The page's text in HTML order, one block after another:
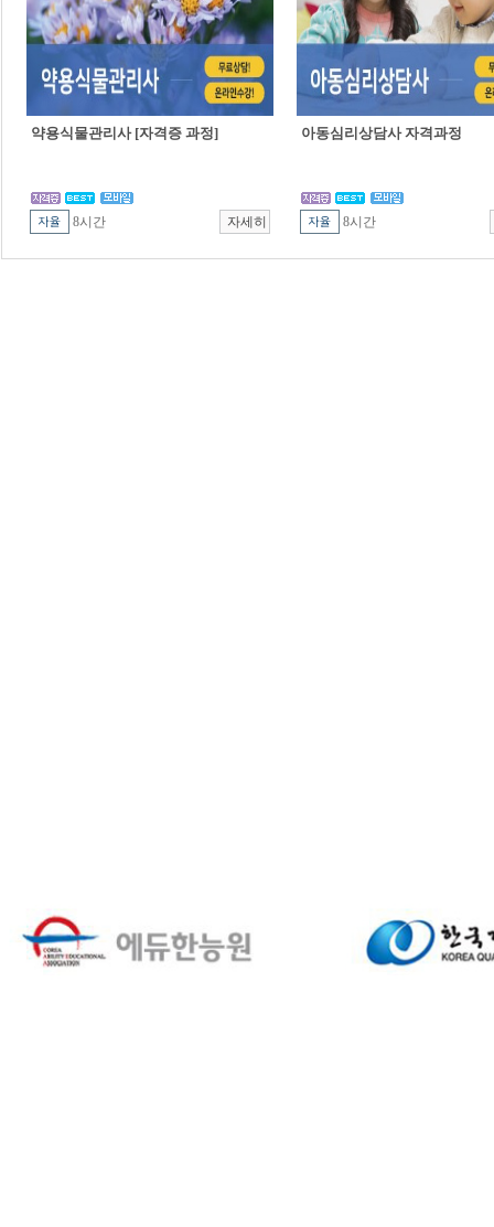
약용식물관리사 [자격증 과정]
8시간
아동심리상담사 자격과정
8시간